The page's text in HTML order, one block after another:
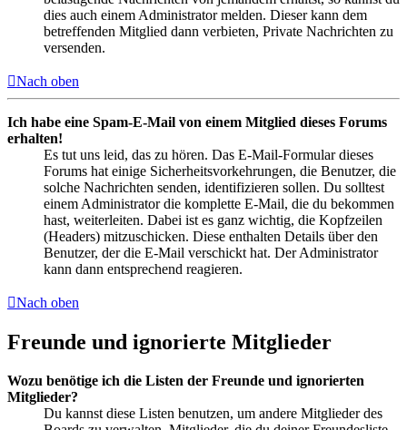
dies auch einem Administrator melden. Dieser kann dem
betreffenden Mitglied dann verbieten, Private Nachrichten zu
versenden.
Nach oben
Ich habe eine Spam-E-Mail von einem Mitglied dieses Forums
erhalten!
Es tut uns leid, das zu hören. Das E-Mail-Formular dieses
Forums hat einige Sicherheitsvorkehrungen, die Benutzer, die
solche Nachrichten senden, identifizieren sollen. Du solltest
einem Administrator die komplette E-Mail, die du bekommen
hast, weiterleiten. Dabei ist es ganz wichtig, die Kopfzeilen
(Headers) mitzuschicken. Diese enthalten Details über den
Benutzer, der die E-Mail verschickt hat. Der Administrator
kann dann entsprechend reagieren.
Nach oben
Freunde und ignorierte Mitglieder
Wozu benötige ich die Listen der Freunde und ignorierten
Mitglieder?
Du kannst diese Listen benutzen, um andere Mitglieder des